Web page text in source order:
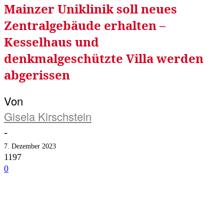
Mainzer Uniklinik soll neues
Zentralgebäude erhalten –
Kesselhaus und
denkmalgeschützte Villa werden
abgerissen
Von
Gisela Kirschstein
-
7. Dezember 2023
1197
0